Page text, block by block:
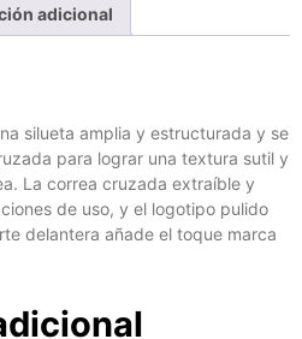
adicional
silueta amplia y estructurada y se
para lograr una textura sutil y
La correa cruzada extraíble y
de uso, y el logotipo pulido
delantera añade el toque marca